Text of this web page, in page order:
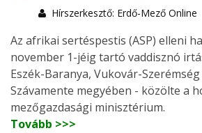
Hírszerkesztő: Erdő-Mező Online
Az afrikai sertéspestis (ASP) elleni
november 1-jéig tartó vaddisznó
Eszék-Baranya, Vukovár-
Szávamente megyében - közölte a
mezőgazdasági minisztérium.
Tovább >>>